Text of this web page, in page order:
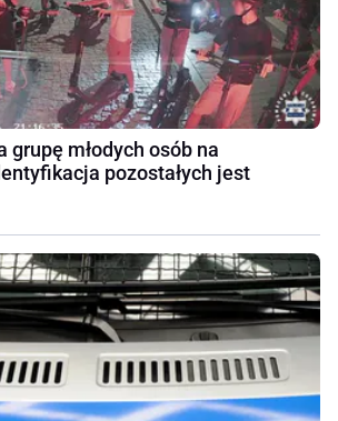
grupę młodych osób na
pozostałych jest